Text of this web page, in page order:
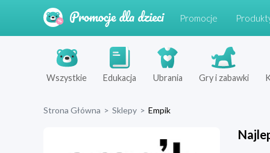
Promocje
Wszystkie Edukacja Ubrania Gry i zabawki
Strona Główna > Sklepy > Empik